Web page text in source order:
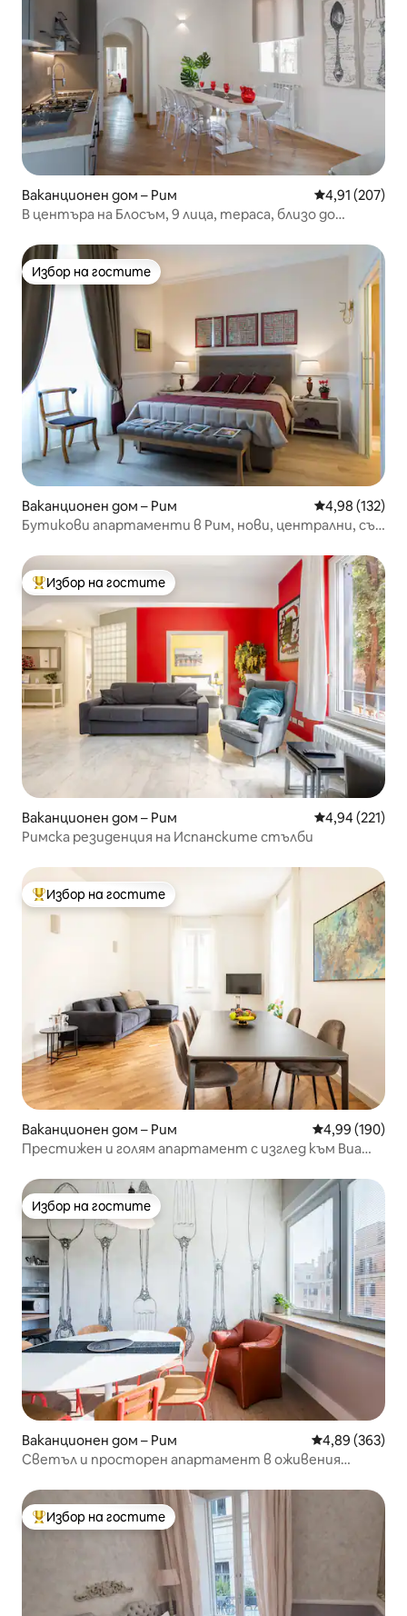
Ваканционен дом – Рим Средна
4,91 (207)
В центъра на Блосъм, 9 лица, тераса, близо до
Избор на гостите
Избор на гостите
Ваканционен дом – Рим Средна
4,98 (132)
Бутикови апартаменти в Рим, нови, централни, със
Най-популярен избор на гостите
Избор на гостите
Ваканционен дом – Рим Средна
4,94 (221)
Римска резиденция на Испанските стълби
Най-популярен избор на гостите
Избор на гостите
Ваканционен дом – Рим Средна
4,99 (190)
Престижен и голям апартамент с изглед към Виа
Избор на гостите
Избор на гостите
Ваканционен дом – Рим Средна
4,89 (363)
Светъл и просторен апартамент в оживения
Най-популярен избор на гостите
Избор на гостите